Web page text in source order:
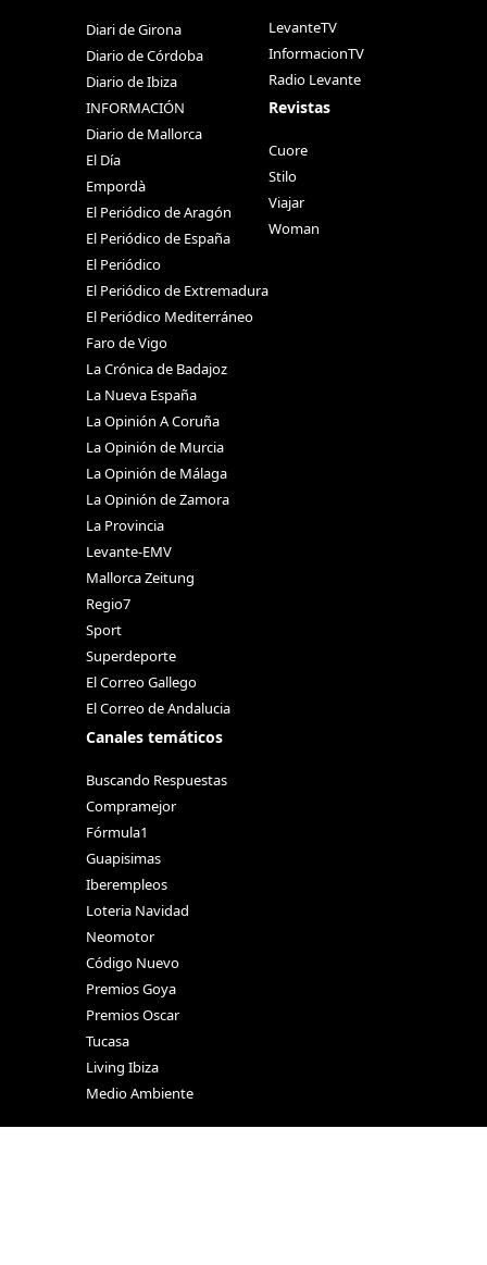
Diari de Girona
Diario de Córdoba
Diario de Ibiza
INFORMACIÓN
Diario de Mallorca
El Día
Empordà
El Periódico de Aragón
El Periódico de España
El Periódico
El Periódico de Extremadura
El Periódico Mediterráneo
Faro de Vigo
La Crónica de Badajoz
La Nueva España
La Opinión A Coruña
La Opinión de Murcia
La Opinión de Málaga
La Opinión de Zamora
La Provincia
Levante-EMV
Mallorca Zeitung
Regio7
Sport
Superdeporte
El Correo Gallego
El Correo de Andalucia
Canales temáticos
Buscando Respuestas
Compramejor
Fórmula1
Guapisimas
Iberempleos
Loteria Navidad
Neomotor
Código Nuevo
Premios Goya
Premios Oscar
Tucasa
Living Ibiza
Medio Ambiente
LevanteTV
InformacionTV
Radio Levante
Revistas
Cuore
Stilo
Viajar
Woman